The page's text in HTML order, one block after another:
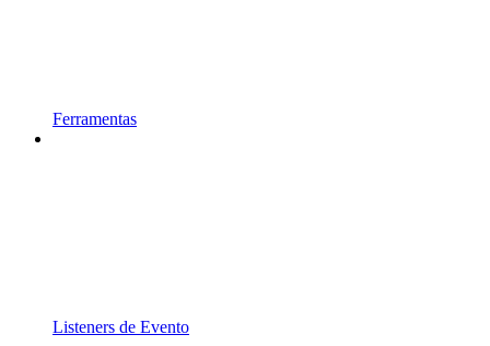
Ferramentas
Listeners de Evento